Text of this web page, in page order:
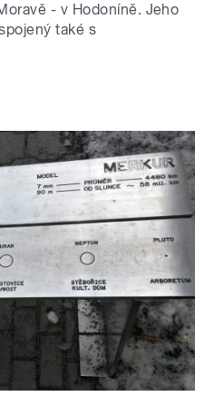
- v Hodoníně. Jeho
také s